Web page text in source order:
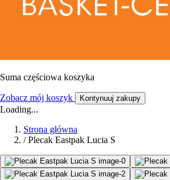
Suma częściowa koszyka
Zobacz mój koszyk Kontynuuj zakupy
Loading...
Strona główna
/ Plecak Eastpak Lucia S